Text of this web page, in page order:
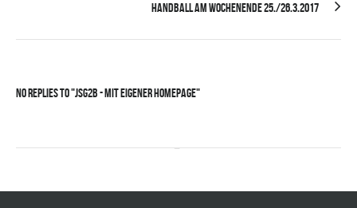
Handball am Wochenende 25./26.3.2017
No Replies to "JSG2B - mit eigener Homepage"